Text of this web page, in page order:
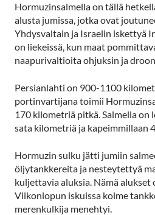
Hormuzinsalmella on tällä
alusta jumissa, jotka ovat
Yhdysvaltain ja Israelin iskettyä
on liekeissä, kun maat
naapurivaltioita ohjuksin ja
Persianlahti on 900-1100
portinvartijana toimii
170 kilometriä pitkä. Salmella on
sata kilometriä ja kapeimmillaan
Hormuzin sulku jätti jumiin
öljytankkereita ja nesteytettyä
kuljettavia aluksia. Nämä alukset
Viikonlopun iskuissa kolme
merenkulkija menehtyi.